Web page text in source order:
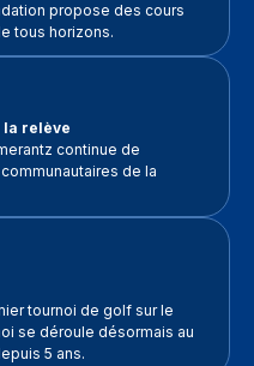
propose des cours
tous horizons.
la relève
continue de
de la
tournoi de golf sur le
se déroule désormais au
5 ans.